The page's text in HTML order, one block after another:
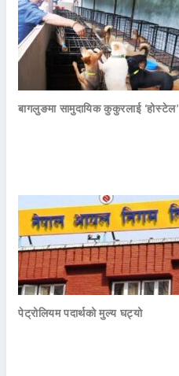
बागलुङमा सामुदायिक कुकुरलाई ‘होस्टेल’
पेट्रोलियम पदार्थको मुल्य घट्यो